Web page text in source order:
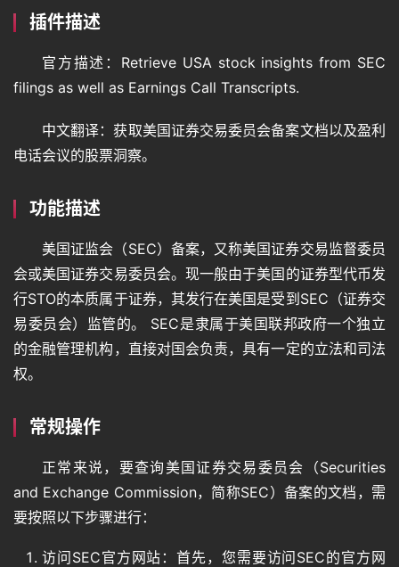
插件描述
官方描述：Retrieve USA stock insights from SEC
filings as well as Earnings Call Transcripts.
中文翻译：获取美国证券交易委员会备案文档以及盈利
电话会议的股票洞察。
功能描述
美国证监会（SEC）备案，又称美国证券交易监督委员
会或美国证券交易委员会。现一般由于美国的证券型代币发
行STO的本质属于证券，其发行在美国是受到SEC（证券交
易委员会）监管的。 SEC是隶属于美国联邦政府一个独立
的金融管理机构，直接对国会负责，具有一定的立法和司法
权。
常规操作
正常来说，要查询美国证券交易委员会（Securities
and Exchange Commission，简称SEC）备案的文档，需
要按照以下步骤进行：
访问SEC官方网站：首先，您需要访问SEC的官方网